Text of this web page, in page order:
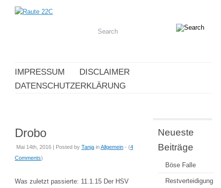
IMPRESSUM
DISCLAIMER
DATENSCHUTZERKLÄRUNG
Drobo
Mai 14th, 2016 | Posted by Tanja inAllgemein - (4
Comments)
Was zuletzt passierte: 11.1.15 Der HSV
Neueste
Beiträge
Böse Falle
Restverteidigung